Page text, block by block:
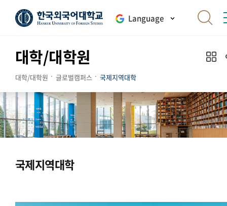
Language
대학/대학원
대학/대학원 글로벌캠퍼스 국제지역대학
국제지역대학